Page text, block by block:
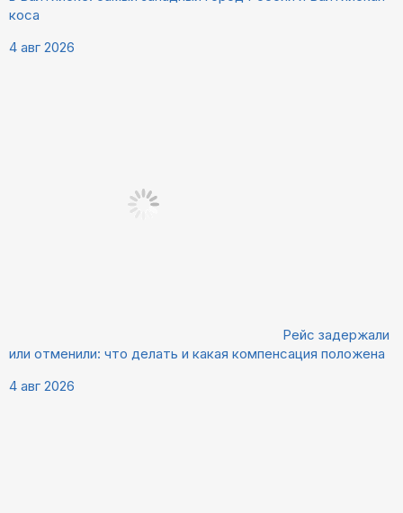
коса
4 авг 2026
Рейс задержали
или отменили: что делать и какая компенсация положена
4 авг 2026